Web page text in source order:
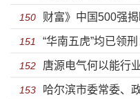
打
150 财富》中国500强
损之王
151 “华南五虎”均已领
152 唐源电气何以能行
153 哈尔滨市委常委、